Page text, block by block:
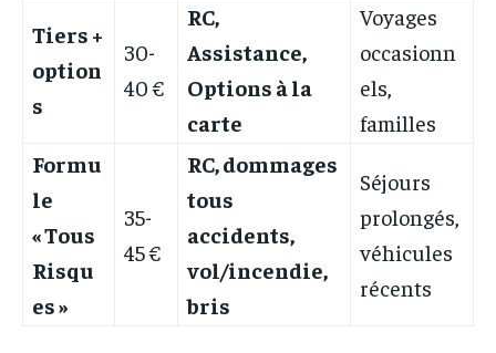
Tiers +
option
s
30-
40 €
RC,
Assistance,
Options à la
carte
Voyages
occasionn
els,
familles
Formu
le
« Tous
Risqu
es »
35-
45 €
RC, dommages
tous
accidents,
vol/incendie,
bris
Séjours
prolongés,
véhicules
récents